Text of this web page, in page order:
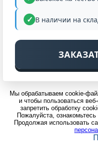
В наличии на
Мы обрабатываем cookie-
и чтобы пользоваться
запретить обработку
Пожалуйста, ознакомьтесь
Продолжая использовать